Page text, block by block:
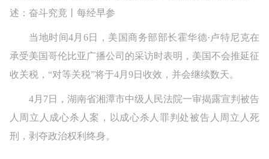
述：奋斗究竟丨每经早参
当地时间4月6日，美国商务部部长霍华德·卢特尼克在
承受美国哥伦比亚广播公司的采访时表明，美国不会推延征
收关税，“对等关税”将于4月9日收效，并会继续数天。
4月7日，湖南省湘潭市中级人民法院一审揭露宣判被告
人周立人成心杀人案，以成心杀人罪判处被告人周立人死
刑，剥夺政治权利终身。